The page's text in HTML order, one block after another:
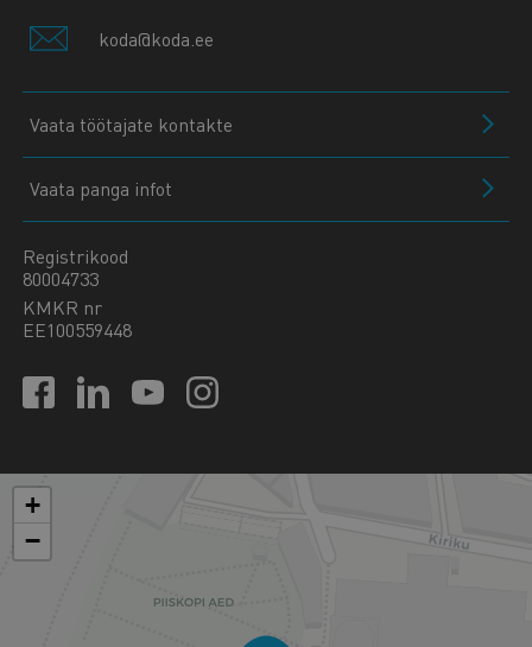
koda@koda.ee
Vaata töötajate kontakte
Vaata panga infot
Registrikood
80004733
KMKR nr
EE100559448
+
−